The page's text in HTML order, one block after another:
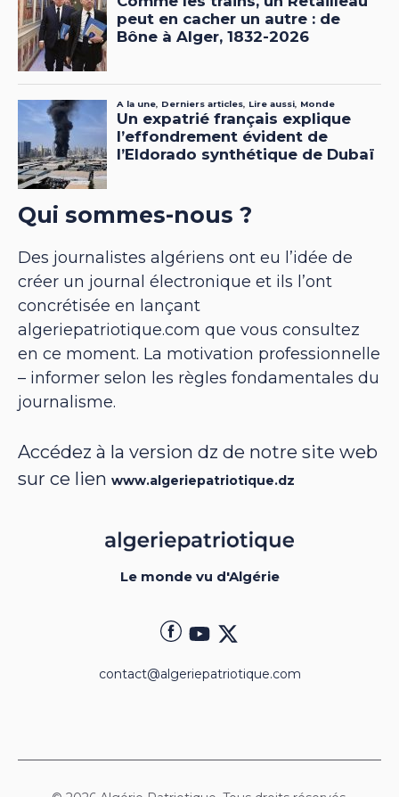
Qui sommes-nous ?
Des journalistes algériens ont eu l’idée de
créer un journal électronique et ils l’ont
concrétisée en lançant
algeriepatriotique.com que vous consultez
en ce moment. La motivation professionnelle
– informer selon les règles fondamentales du
journalisme.
Accédez à la version dz de notre site web
sur ce lien www.algeriepatriotique.dz
Le monde vu d'Algérie
contact@algeriepatriotique.com